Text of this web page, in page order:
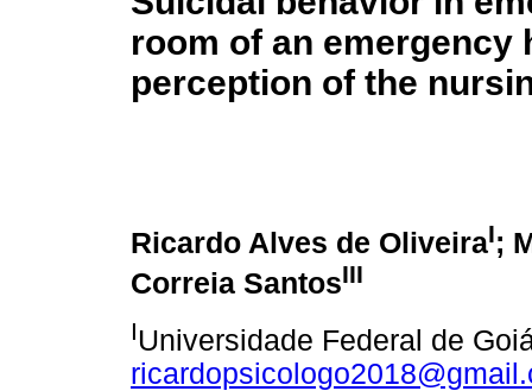
room of an emergency
perception of the
Ricardo Alves de OliveiraI;
Correia SantosIII
IUniversidade Federal de